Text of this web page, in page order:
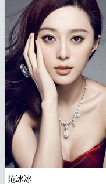
范冰冰